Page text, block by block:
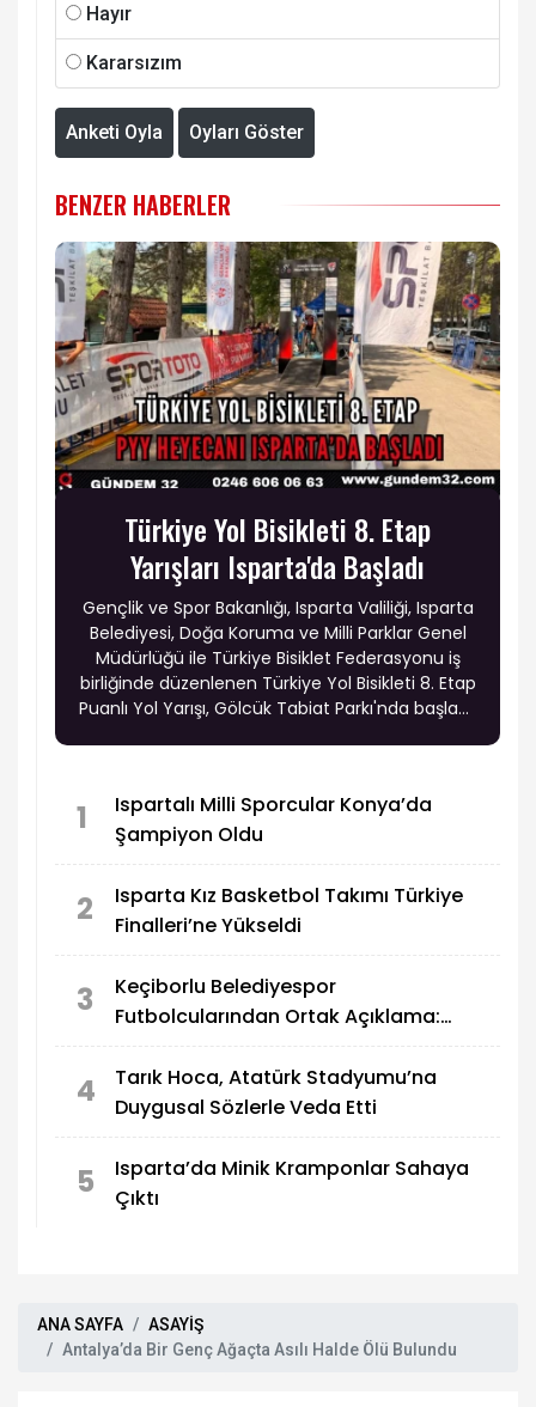
Hayır
Kararsızım
Anketi Oyla Oyları Göster
BENZER HABERLER
Türkiye Yol Bisikleti 8. Etap
Yarışları Isparta'da Başladı
Gençlik ve Spor Bakanlığı, Isparta Valiliği, Isparta
Belediyesi, Doğa Koruma ve Milli Parklar Genel
Müdürlüğü ile Türkiye Bisiklet Federasyonu iş
birliğinde düzenlenen Türkiye Yol Bisikleti 8. Etap
Puanlı Yol Yarışı, Gölcük Tabiat Parkı'nda başladı.
1
Ispartalı Milli Sporcular Konya’da
Şampiyon Oldu
2
Isparta Kız Basketbol Takımı Türkiye
Finalleri’ne Yükseldi
3
Keçiborlu Belediyespor
Futbolcularından Ortak Açıklama:
4
Tarık Hoca, Atatürk Stadyumu’na
Duygusal Sözlerle Veda Etti
5
Isparta’da Minik Kramponlar Sahaya
Çıktı
ANA SAYFA
ASAYİŞ
Antalya’da Bir Genç Ağaçta Asılı Halde Ölü Bulundu